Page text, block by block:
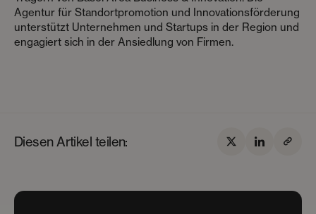
Agentur für Standortpromotion und Innovationsförderung
unterstützt Unternehmen und Startups in der Region und
engagiert sich in der Ansiedlung von Firmen.
Diesen Artikel teilen: